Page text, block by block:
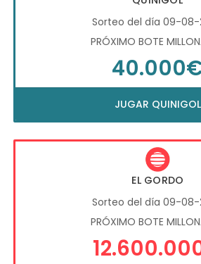
Sorteo del día 09-08-
PRÓXIMO BOTE
JUGAR QUINIGOL
EL GORDO
Sorteo del día 09-08-
PRÓXIMO BOTE